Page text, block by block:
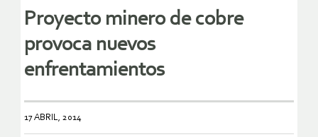
Proyecto minero de cobre
provoca nuevos
enfrentamientos
17 ABRIL, 2014